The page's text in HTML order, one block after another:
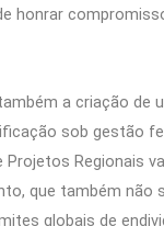
honrar
a criação de
sob gestão
Regionais
que também não
globais de